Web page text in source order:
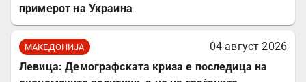
примерот на Украина
МАКЕДОНИЈА
04 август 2026
Левица: Демографската криза е последица на